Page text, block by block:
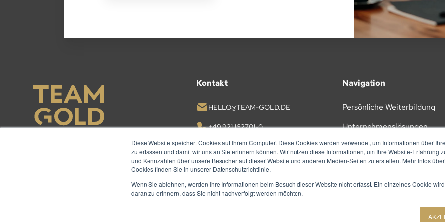
Diese Website speichert Cookies auf Ihrem Computer. Diese Cookies werden verwendet, um Informationen über
zu erfassen und damit wir uns an Sie erinnern können. Wir nutzen diese Informationen, um Ihre Website-Erfahrung
und Kennzahlen über unsere Besucher auf dieser Website und anderen Medien-Seiten zu erstellen. Mehr Infos
Cookies finden Sie in unserer Datenschutzrichtlinie.
Wenn Sie ablehnen, werden Ihre Informationen beim Besuch dieser Website nicht erfasst. Ein einzelnes Cookie
daran zu erinnern, dass Sie nicht nachverfolgt werden möchten.
Kontakt
HELLO@TEAM-GOLD.DE
+49 921 162701-0
KONTAKT
Navigation
Persönliche Weiterbildung
Unternehmenslösungen
KI
Vorträge
Referenzen